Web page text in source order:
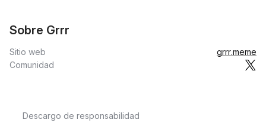
Sobre Grrr
Sitio web
grrr.meme
Comunidad
Descargo de responsabilidad